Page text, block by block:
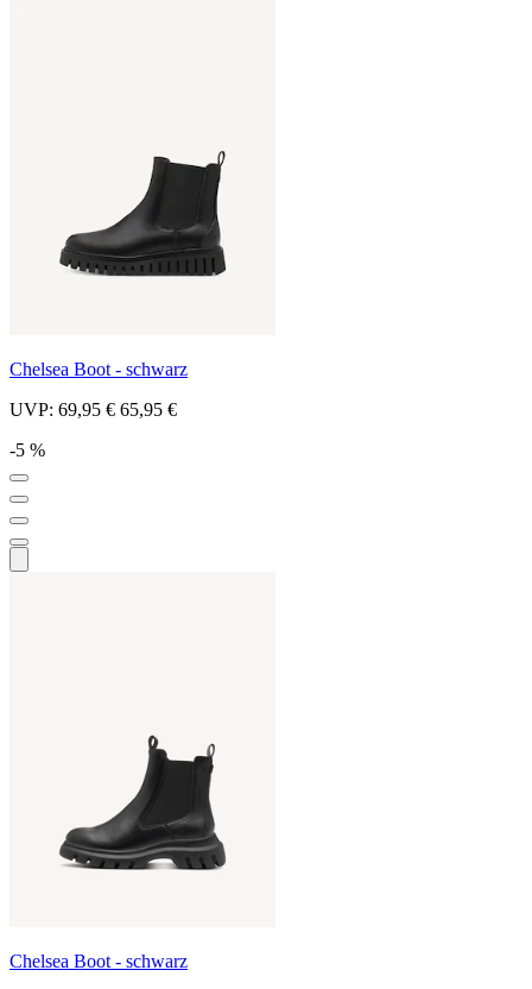
Chelsea Boot - schwarz
UVP: 69,95 € 65,95 €
-5 %
Chelsea Boot - schwarz